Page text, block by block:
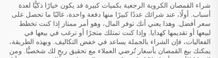
شراء القمصان الكروية الرجعية بكميات كبيرة قد يكون خيارًا ذكيًّا لعدة
أسباب. أولًا، عند شرائك عددًا كبيرًا منها دفعة واحدة، غالبًا ما تحصل على
سعر أفضل. وهذا يعني أنك توفر المال، وهو أمر ممتاز إذا كنت تخطط
لبيعها أو تقديمها كهدايا. وإذا كنت تمتلك متجرًا أو ترغب في بيعها في
الفعاليات، فإن الشراء بالجملة يساعد في خفض التكاليف. وبهذه الطريقة،
يمكنك بيع القمصان بأسعار تُرضي العملاء مع تحقيق ربحٍ لك شخصيًّا. ومن